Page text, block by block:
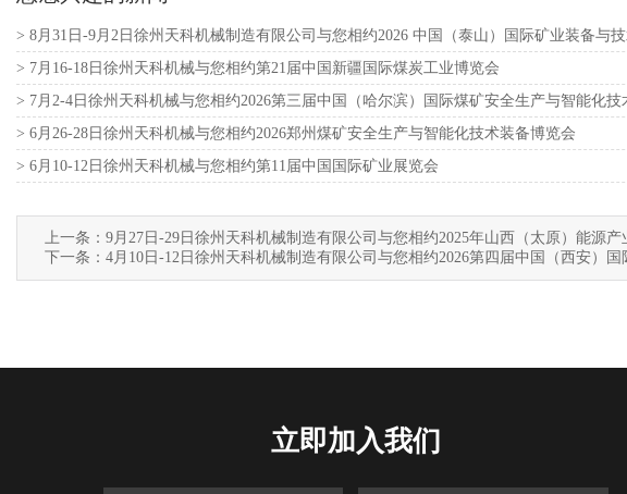
> 8月31日-9月2日徐州天科机械制造有限公司与您相约2026 中国（泰山）国际矿业装备与
> 7月16-18日徐州天科机械与您相约第21届中国新疆国际煤炭工业博览会
> 7月2-4日徐州天科机械与您相约2026第三届中国（哈尔滨）国际煤矿安全生产与智能化技
会
> 6月26-28日徐州天科机械与您相约2026郑州煤矿安全生产与智能化技术装备博览会
> 6月10-12日徐州天科机械与您相约第11届中国国际矿业展览会
上一条： 9月27日-29日徐州天科机械制造有限公司与您相约2025年山西（太原）能源产
下一条： 4月10日-12日徐州天科机械制造有限公司与您相约2026第四届中国（西安）
立即加入我们